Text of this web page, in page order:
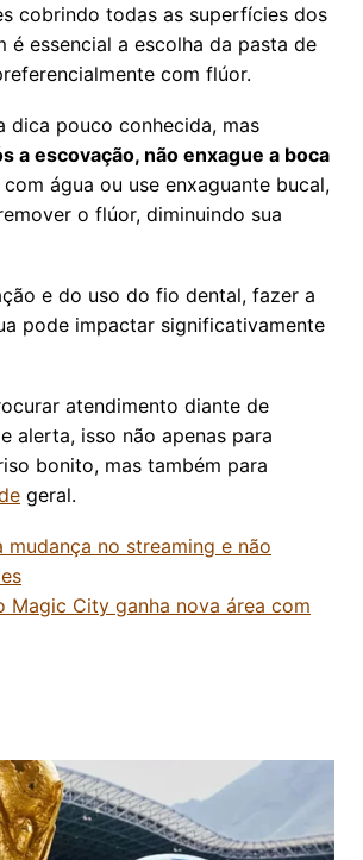
cobrindo todas as superfícies dos
é essencial a escolha da pasta de
com flúor.
dica pouco conhecida, mas
a escovação, não enxague a boca
com água ou use enxaguante bucal,
o flúor, diminuindo sua
e do uso do fio dental, fazer a
pode impactar significativamente
atendimento diante de
alerta, isso não apenas para
bonito, mas também para
geral.
mudança no streaming e não
Magic City ganha nova área com